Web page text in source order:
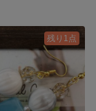
残り1点